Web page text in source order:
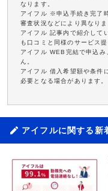
なります。
アイフル ※申込手続き完了
審査状況などにより異なりま
アイフル 記事内で紹介して
も口コミと同様のサービス
アイフル WEB完結で申込
ん。
アイフル 借入希望額や条件
必要となる場合があります。
アイフルに関する新